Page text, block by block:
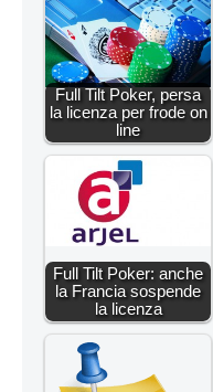
Full Tilt Poker, persa
la licenza per frode on
line
Full Tilt Poker: anche
la Francia sospende
la licenza